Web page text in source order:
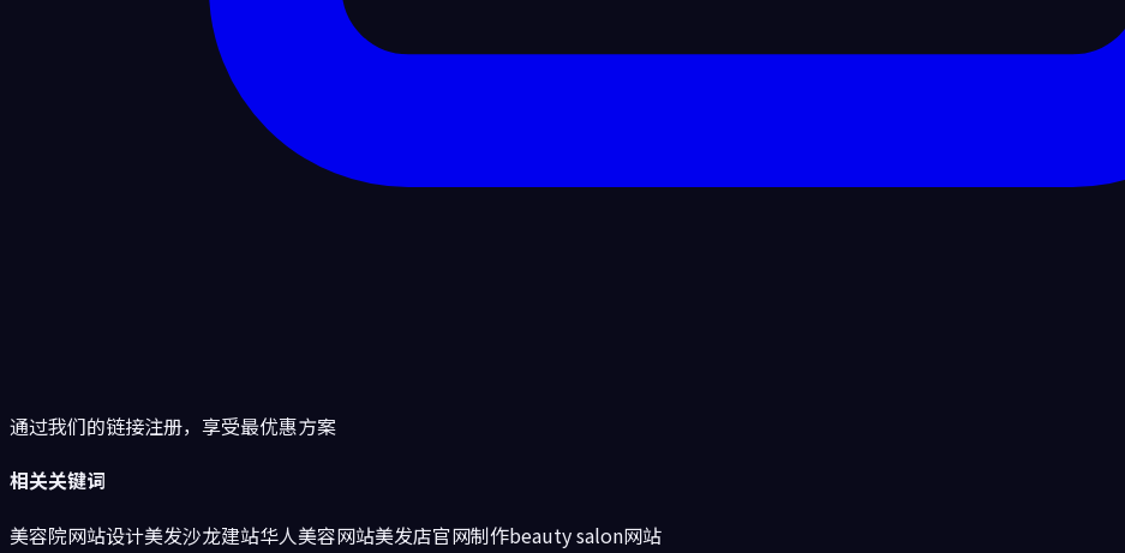
通过我们的链接注册，享受最优惠方案
相关关键词
美容院网站设计美发沙龙建站华人美容网站美发店官网制作beauty salon网站